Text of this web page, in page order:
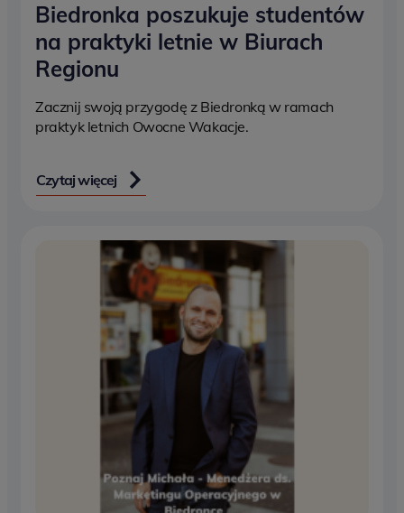
Biedronka poszukuje studentów
na praktyki letnie w Biurach
Regionu
Zacznij swoją przygodę z Biedronką w ramach
praktyk letnich Owocne Wakacje.
Czytaj więcej